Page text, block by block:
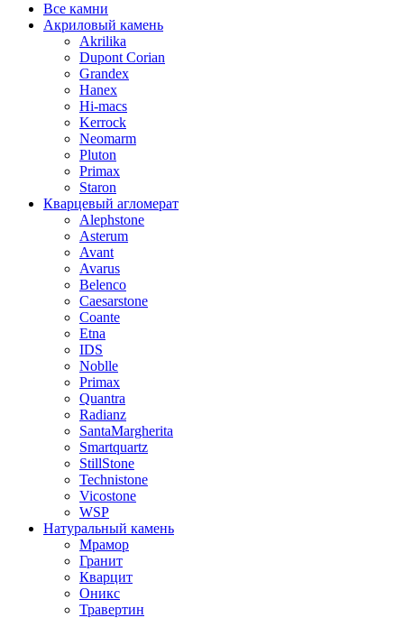
Все камни
Акриловый камень
Akrilika
Dupont Corian
Grandex
Hanex
Hi-macs
Kerrock
Neomarm
Pluton
Primax
Staron
Кварцевый агломерат
Alephstone
Asterum
Avant
Avarus
Belenco
Caesarstone
Coante
Etna
IDS
Noblle
Primax
Quantra
Radianz
SantaMargherita
Smartquartz
StillStone
Technistone
Vicostone
WSP
Натуральный камень
Мрамор
Гранит
Кварцит
Оникс
Травертин